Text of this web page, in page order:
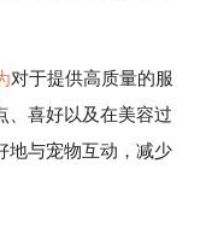
对于提供高质量的服
、喜好以及在美容过
地与宠物互动，减少